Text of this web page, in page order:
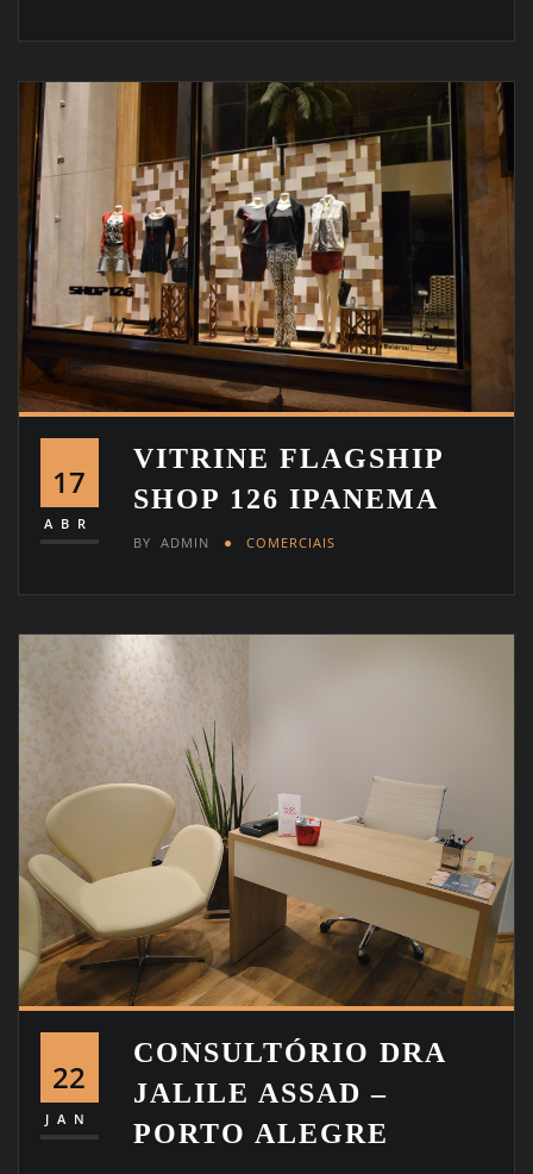
17
ABR
VITRINE FLAGSHIP
SHOP 126 IPANEMA
BY ADMIN COMERCIAIS
22
JAN
CONSULTÓRIO DRA
JALILE ASSAD –
PORTO ALEGRE